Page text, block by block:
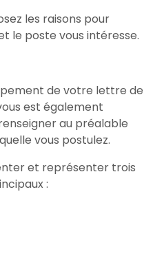
les raisons pour
le poste vous intéresse.
de votre lettre de
est également
au préalable
vous postulez.
et représenter trois
: